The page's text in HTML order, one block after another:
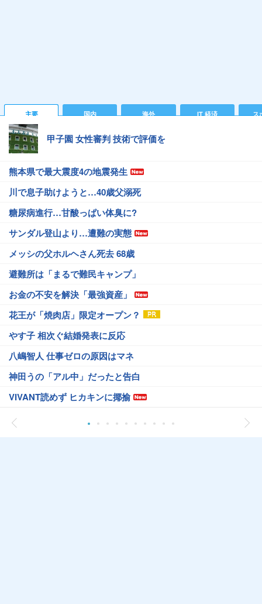
主要 国内 海外 IT 経済 ス
甲子園 女性審判 技術で評価を
熊本県で最大震度4の地震発生
川で息子助けようと…40歳父溺死
糖尿病進行…甘酸っぱい体臭に?
サンダル登山より…遭難の実態
メッシの父ホルヘさん死去 68歳
避難所は「まるで難民キャンプ」
お金の不安を解決「最強資産」
花王が「焼肉店」限定オープン？
やす子 相次ぐ結婚発表に反応
八嶋智人 仕事ゼロの原因はマネ
神田うの「アル中」だったと告白
VIVANT読めず ヒカキンに揶揄